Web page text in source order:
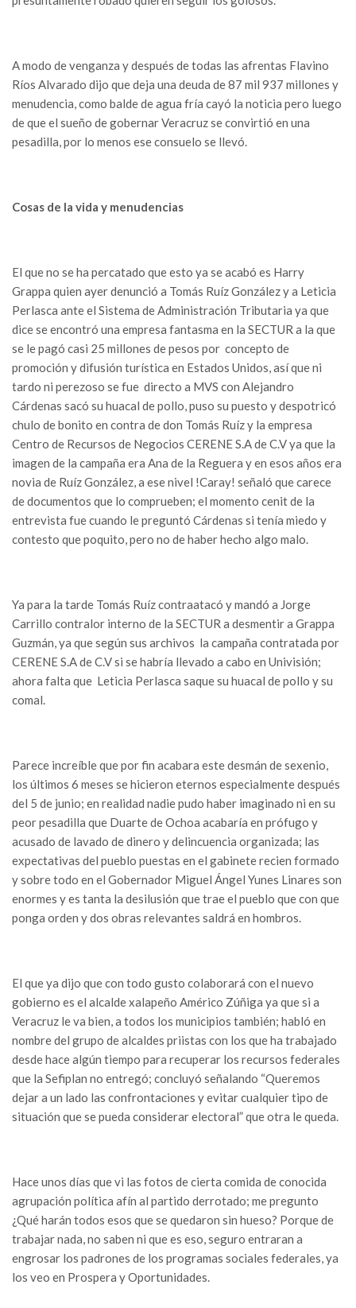
A modo de venganza y después de todas las afrentas Flavino
Ríos Alvarado dijo que deja una deuda de 87 mil 937 millones y
menudencia, como balde de agua fría cayó la noticia pero luego
de que el sueño de gobernar Veracruz se convirtió en una
pesadilla, por lo menos ese consuelo se llevó.
Cosas de la vida y menudencias
El que no se ha percatado que esto ya se acabó es Harry
Grappa quien ayer denunció a Tomás Ruíz González y a Leticia
Perlasca ante el Sistema de Administración Tributaria ya que
dice se encontró una empresa fantasma en la SECTUR a la que
se le pagó casi 25 millones de pesos por concepto de
promoción y difusión turística en Estados Unidos, así que ni
tardo ni perezoso se fue directo a MVS con Alejandro
Cárdenas sacó su huacal de pollo, puso su puesto y despotricó
chulo de bonito en contra de don Tomás Ruíz y la empresa
Centro de Recursos de Negocios CERENE S.A de C.V ya que la
imagen de la campaña era Ana de la Reguera y en esos años era
novia de Ruíz González, a ese nivel !Caray! señaló que carece
de documentos que lo comprueben; el momento cenit de la
entrevista fue cuando le preguntó Cárdenas si tenía miedo y
contesto que poquito, pero no de haber hecho algo malo.
Ya para la tarde Tomás Ruíz contraatacó y mandó a Jorge
Carrillo contralor interno de la SECTUR a desmentir a Grappa
Guzmán, ya que según sus archivos la campaña contratada por
CERENE S.A de C.V si se habría llevado a cabo en Univisión;
ahora falta que Leticia Perlasca saque su huacal de pollo y su
comal.
Parece increíble que por fin acabara este desmán de sexenio,
los últimos 6 meses se hicieron eternos especialmente después
del 5 de junio; en realidad nadie pudo haber imaginado ni en su
peor pesadilla que Duarte de Ochoa acabaría en prófugo y
acusado de lavado de dinero y delincuencia organizada; las
expectativas del pueblo puestas en el gabinete recien formado
y sobre todo en el Gobernador Miguel Ángel Yunes Linares son
enormes y es tanta la desilusión que trae el pueblo que con que
ponga orden y dos obras relevantes saldrá en hombros.
El que ya dijo que con todo gusto colaborará con el nuevo
gobierno es el alcalde xalapeño Américo Zúñiga ya que si a
Veracruz le va bien, a todos los municipios también; habló en
nombre del grupo de alcaldes priistas con los que ha trabajado
desde hace algún tiempo para recuperar los recursos federales
que la Sefiplan no entregó; concluyó señalando “Queremos
dejar a un lado las confrontaciones y evitar cualquier tipo de
situación que se pueda considerar electoral” que otra le queda.
Hace unos días que vi las fotos de cierta comida de conocida
agrupación política afín al partido derrotado; me pregunto
¿Qué harán todos esos que se quedaron sin hueso? Porque de
trabajar nada, no saben ni que es eso, seguro entraran a
engrosar los padrones de los programas sociales federales, ya
los veo en Prospera y Oportunidades.